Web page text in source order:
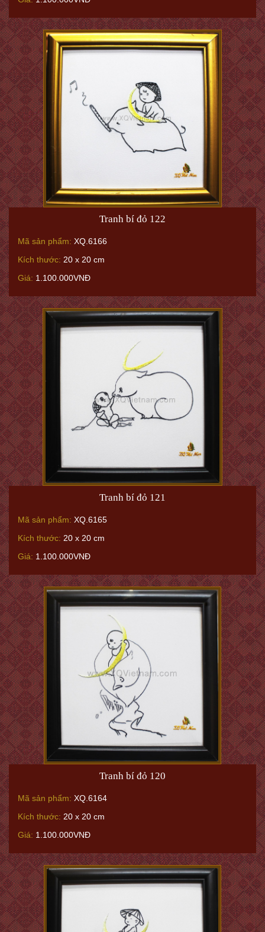
Tranh bí đỏ 122
Mã sản phẩm: XQ.6166
Kích thước: 20 x 20 cm
Giá: 1.100.000VNĐ
Tranh bí đỏ 121
Mã sản phẩm: XQ.6165
Kích thước: 20 x 20 cm
Giá: 1.100.000VNĐ
Tranh bí đỏ 120
Mã sản phẩm: XQ.6164
Kích thước: 20 x 20 cm
Giá: 1.100.000VNĐ